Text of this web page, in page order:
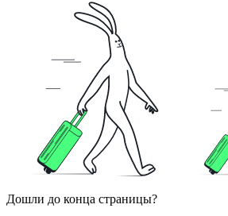
Дошли до конца страницы?